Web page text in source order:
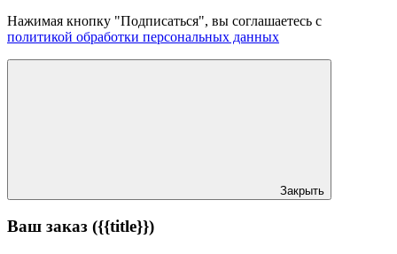
Нажимая кнопку "Подписаться", вы соглашаетесь с
политикой обработки персональных данных
Закрыть
Ваш заказ ({{title}})